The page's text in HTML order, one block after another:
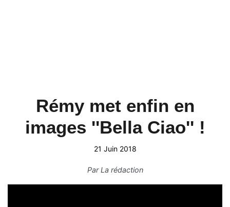
Rémy met enfin en
images ''Bella Ciao'' !
21 Juin 2018
ParLa rédaction